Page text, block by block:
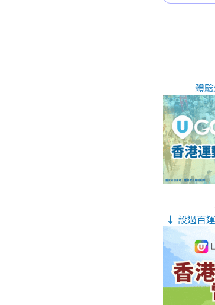
體
↓ 設過百